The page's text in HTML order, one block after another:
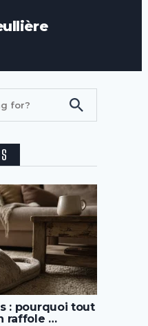
: pourquoi tout
raffole …